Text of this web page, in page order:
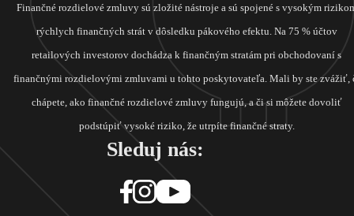
Finančné rozdielové zmluvy sú zložité nástroje a sú spojené s vysokým
rýchlych finančných strát v dôsledku pákového efektu. Na 75 % účtov
retailových investorov dochádza k finančným stratám pri obchodovaní s
finančnými rozdielovými zmluvami u tohto poskytovateľa. Mali by ste zvážiť,
chápete, ako finančné rozdielové zmluvy fungujú, a či si môžete dovoliť
podstúpiť vysoké riziko, že utrpíte finančné straty.
Sleduj nás: